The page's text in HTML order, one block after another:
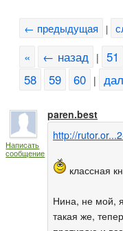
← предыдущая |
« ← назад | 51
58
59 60 |
Написать
сообщение
paren.best
http://
классная
Нина, не мой,
такая же,